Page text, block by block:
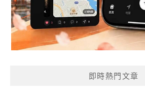
即時熱門文章